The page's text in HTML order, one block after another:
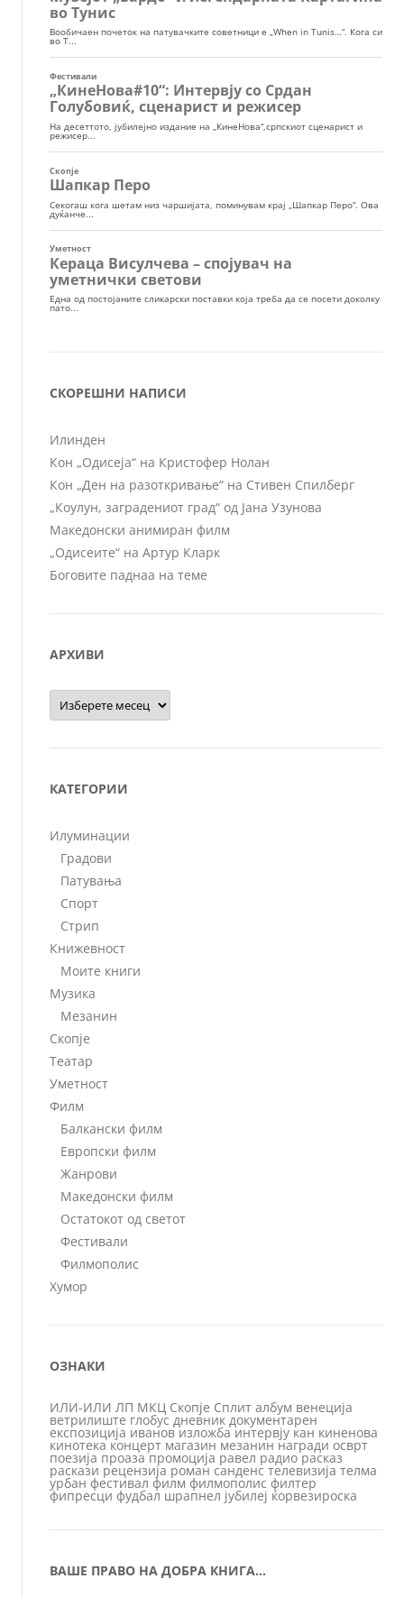
СКОРЕШНИ НАПИСИ
Илинден
Кон „Одисеја“ на Кристофер Нолан
Кон „Ден на разоткривање“ на Стивен Спилберг
„Коулун, заградениот град“ од Јана Узунова
Македонски анимиран филм
„Одисеите“ на Артур Кларк
Боговите паднаа на теме
АРХИВИ
Архиви
КАТЕГОРИИ
Илуминации
Градови
Патувања
Спорт
Стрип
Книжевност
Моите книги
Музика
Мезанин
Скопје
Театар
Уметност
Филм
Балкански филм
Европски филм
Жанрови
Македонски филм
Остатокот од светот
Фестивали
Филмополис
Хумор
ОЗНАКИ
ИЛИ-ИЛИ ЛП МКЦ Скопје Сплит албум венеција
ветрилиште глобус дневник документарен
експозиција иванов изложба интервју кан киненова
кинотека концерт магазин мезанин награди осврт
поезија проаза промоција равел радио расказ
раскази рецензија роман санденс телевизија телма
урбан фестивал филм филмополис филтер
фипресци фудбал шрапнел јубилеј ќорвезироска
ВАШЕ ПРАВО НА ДОБРА КНИГА…